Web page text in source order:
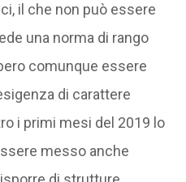
il che non può essere
una norma di rango
comunque essere
di carattere
i primi mesi del 2019 lo
messo anche